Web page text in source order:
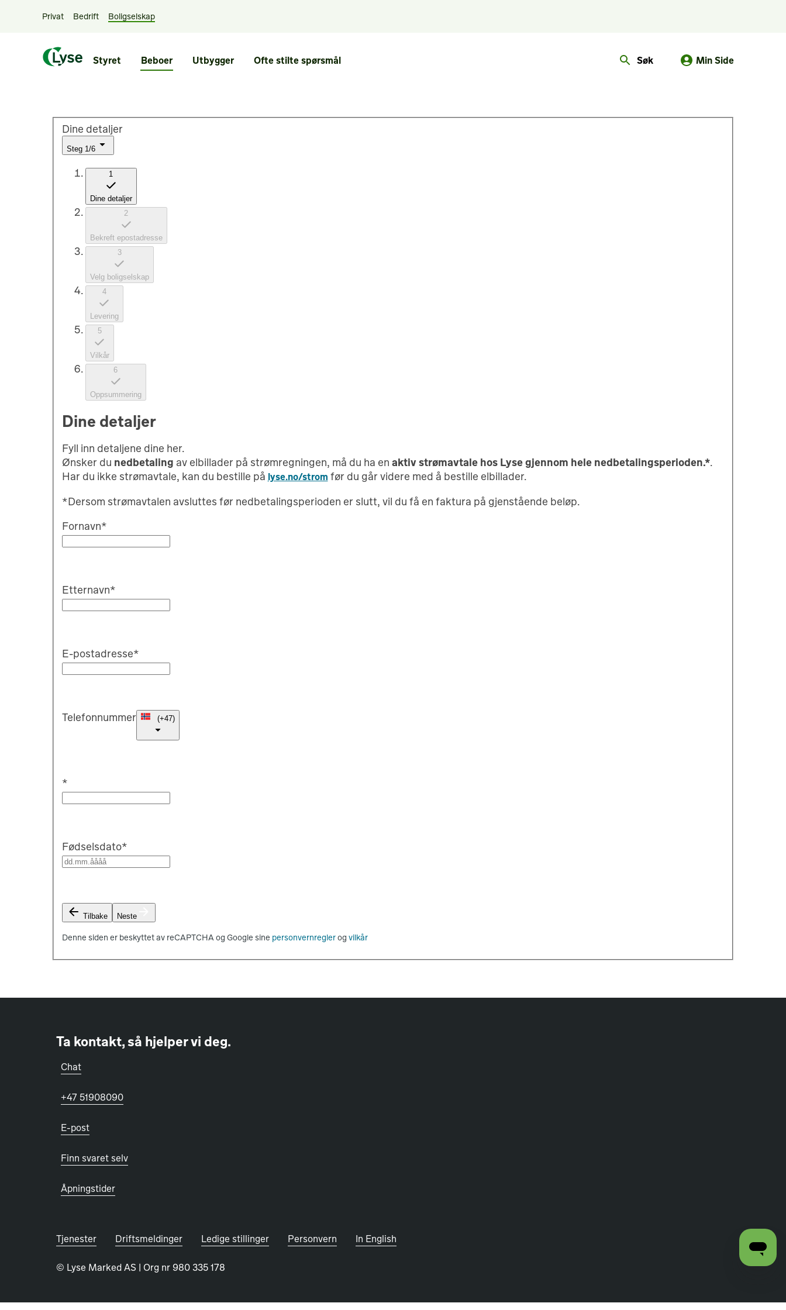
Privat Bedrift Boligselskap
Styret Beboer Utbygger Ofte stilte spørsmål Søk Min Side
elbillader
Dine detaljer
Steg 1/6
1
Dine detaljer
2
Bekreft epostadresse
3
Velg boligselskap
4
Levering
5
Vilkår
6
Oppsummering
Dine detaljer
Fyll inn detaljene dine her.
Ønsker du nedbetaling av elbillader på strømregningen, må du ha en aktiv strømavtale hos Lyse gjennom hele nedbetalingsperioden.*.
Har du ikke strømavtale, kan du bestille på lyse.no/strom før du går videre med å bestille elbillader.
*Dersom strømavtalen avsluttes før nedbetalingsperioden er slutt, vil du få en faktura på gjenstående beløp.
Fornavn*
Etternavn*
E-postadresse*
Telefonnummer (+47)
*
Fødselsdato*
Tilbake Neste
Denne siden er beskyttet av reCAPTCHA og Google sine personvernregler og vilkår
Ta kontakt, så hjelper vi deg.
Chat
+47 51908090
E-post
Finn svaret selv
Åpningstider
Tjenester Driftsmeldinger Ledige stillinger Personvern In English
© Lyse Marked AS | Org nr 980 335 178